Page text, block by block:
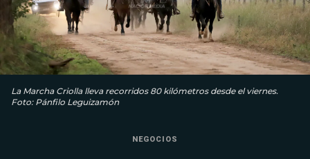
La Marcha Criolla lleva recorridos 80 kilómetros desde el viernes.
Foto: Pánfilo Leguizamón
NEGOCIOS